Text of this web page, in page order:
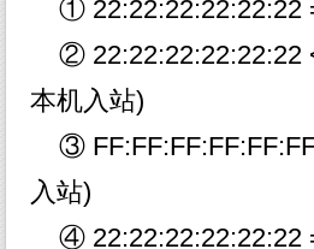
① 22:22:22:22:22:22
② 22:22:22:22:22:22
本机入站)
③
入站)
④ 22:22:22:22:22:22